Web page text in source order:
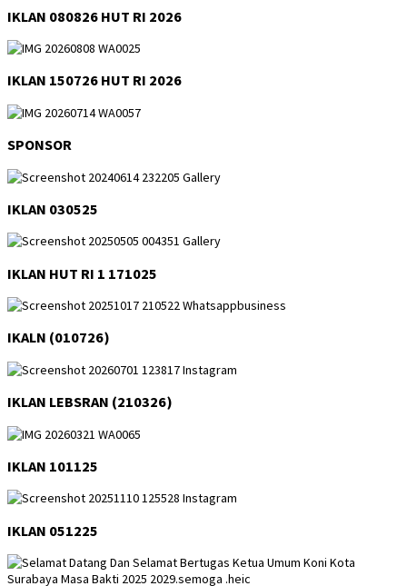
IKLAN 080826 HUT RI 2026
IKLAN 150726 HUT RI 2026
SPONSOR
IKLAN 030525
IKLAN HUT RI 1 171025
IKALN (010726)
IKLAN LEBSRAN (210326)
IKLAN 101125
IKLAN 051225